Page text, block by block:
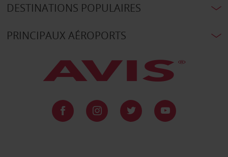
DESTINATIONS POPULAIRES
PRINCIPAUX AÉROPORTS